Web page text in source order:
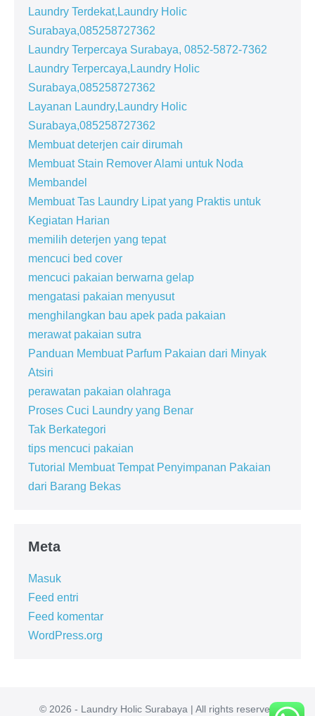
Laundry Terdekat,Laundry Holic
Surabaya,085258727362
Laundry Terpercaya Surabaya, 0852-5872-7362
Laundry Terpercaya,Laundry Holic
Surabaya,085258727362
Layanan Laundry,Laundry Holic
Surabaya,085258727362
Membuat deterjen cair dirumah
Membuat Stain Remover Alami untuk Noda
Membandel
Membuat Tas Laundry Lipat yang Praktis untuk
Kegiatan Harian
memilih deterjen yang tepat
mencuci bed cover
mencuci pakaian berwarna gelap
mengatasi pakaian menyusut
menghilangkan bau apek pada pakaian
merawat pakaian sutra
Panduan Membuat Parfum Pakaian dari Minyak
Atsiri
perawatan pakaian olahraga
Proses Cuci Laundry yang Benar
Tak Berkategori
tips mencuci pakaian
Tutorial Membuat Tempat Penyimpanan Pakaian
dari Barang Bekas
Meta
Masuk
Feed entri
Feed komentar
WordPress.org
© 2026 - Laundry Holic Surabaya | All rights reserved